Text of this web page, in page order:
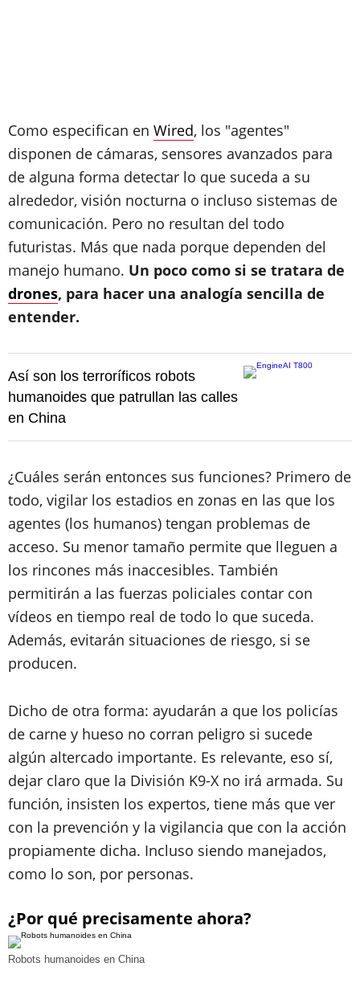
Como especifican en Wired, los "agentes"
disponen de cámaras, sensores avanzados para
de alguna forma detectar lo que suceda a su
alrededor, visión nocturna o incluso sistemas de
comunicación. Pero no resultan del todo
futuristas. Más que nada porque dependen del
manejo humano. Un poco como si se tratara de
drones, para hacer una analogía sencilla de
entender.
Así son los terroríficos robots
humanoides que patrullan las calles
en China
¿Cuáles serán entonces sus funciones? Primero de
todo, vigilar los estadios en zonas en las que los
agentes (los humanos) tengan problemas de
acceso. Su menor tamaño permite que lleguen a
los rincones más inaccesibles. También
permitirán a las fuerzas policiales contar con
vídeos en tiempo real de todo lo que suceda.
Además, evitarán situaciones de riesgo, si se
producen.
Dicho de otra forma: ayudarán a que los policías
de carne y hueso no corran peligro si sucede
algún altercado importante. Es relevante, eso sí,
dejar claro que la División K9-X no irá armada. Su
función, insisten los expertos, tiene más que ver
con la prevención y la vigilancia que con la acción
propiamente dicha. Incluso siendo manejados,
como lo son, por personas.
¿Por qué precisamente ahora?
Robots humanoides en China